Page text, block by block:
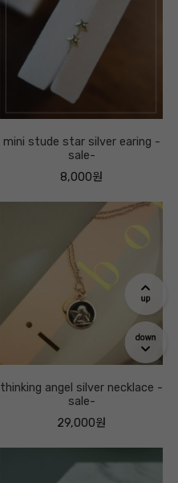
mini stude star silver earing -
sale-
8,000원
thinking angel silver necklace -
sale-
29,000원